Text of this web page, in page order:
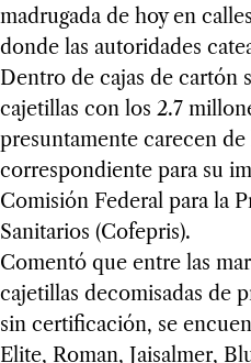
madrugada de hoy en
donde las autoridades
Dentro de cajas de cartón
cajetillas con los 2.7
presuntamente carecen
correspondiente para su
Comisión Federal para la
Sanitarios (Cofepris).
Comentó que entre las
cajetillas decomisadas de
sin certificación, se
Elite, Roman, Jaisalmer,